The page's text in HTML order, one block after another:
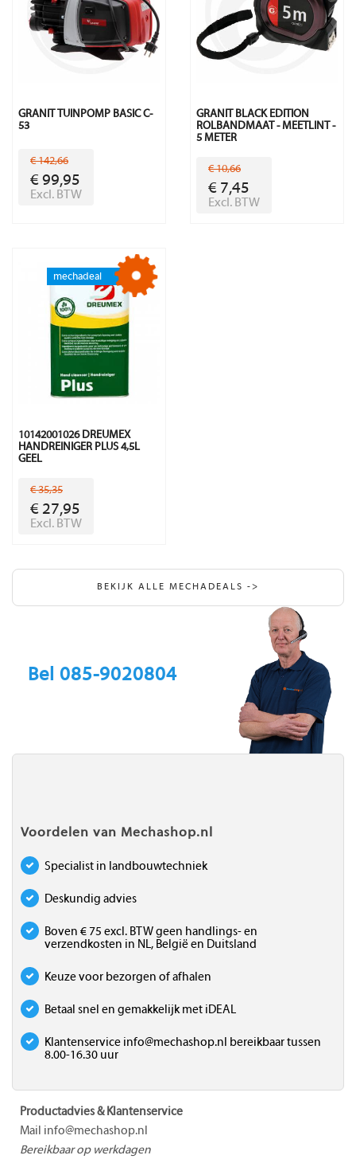
GRANIT TUINPOMP BASIC C-
53
€ 142,66
€ 99,95
Excl. BTW
GRANIT BLACK EDITION
ROLBANDMAAT - MEETLINT -
5 METER
€ 10,66
€ 7,45
Excl. BTW
10142001026 DREUMEX
HANDREINIGER PLUS 4,5L
GEEL
€ 35,35
€ 27,95
Excl. BTW
BEKIJK ALLE MECHADEALS ->
Bel 085-9020804
Voordelen van Mechashop.nl
Specialist in landbouwtechniek
Deskundig advies
Boven € 75 excl. BTW geen handlings- en
verzendkosten in NL, België en Duitsland
Keuze voor bezorgen of afhalen
Betaal snel en gemakkelijk met iDEAL
Klantenservice info@mechashop.nl
bereikbaar tussen
8.00-16.30 uur
Productadvies & Klantenservice
Mail info@mechashop.nl
Bereikbaar op werkdagen